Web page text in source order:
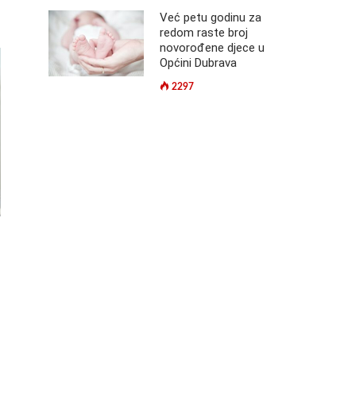
Već petu godinu za
redom raste broj
novorođene djece u
Općini Dubrava
2297